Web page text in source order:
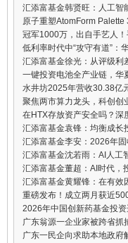
汇添富基金韩贤旺：人工智
原子重塑AtomForm
冠军1000万，出自手艺人
低利率时代中“攻守有道”：
汇添富基金徐光：从评级利
一键投资电池全产业链，华
水井坊2025年营收30.38亿
聚焦两市算力龙头，科创创
在HTX存放资产安全吗？深
汇添富基金袁锋：均衡成长
汇添富基金李安：2026年固
汇添富基金沈若雨：AI人工
汇添富基金董超：AI时代，
汇添富基金黄耀锋：在有效
重磅发布！成立两月获近
2026年中国创新药基金投资
广东翁源一企业家被跨省抓
广东一民企向求助本地政府